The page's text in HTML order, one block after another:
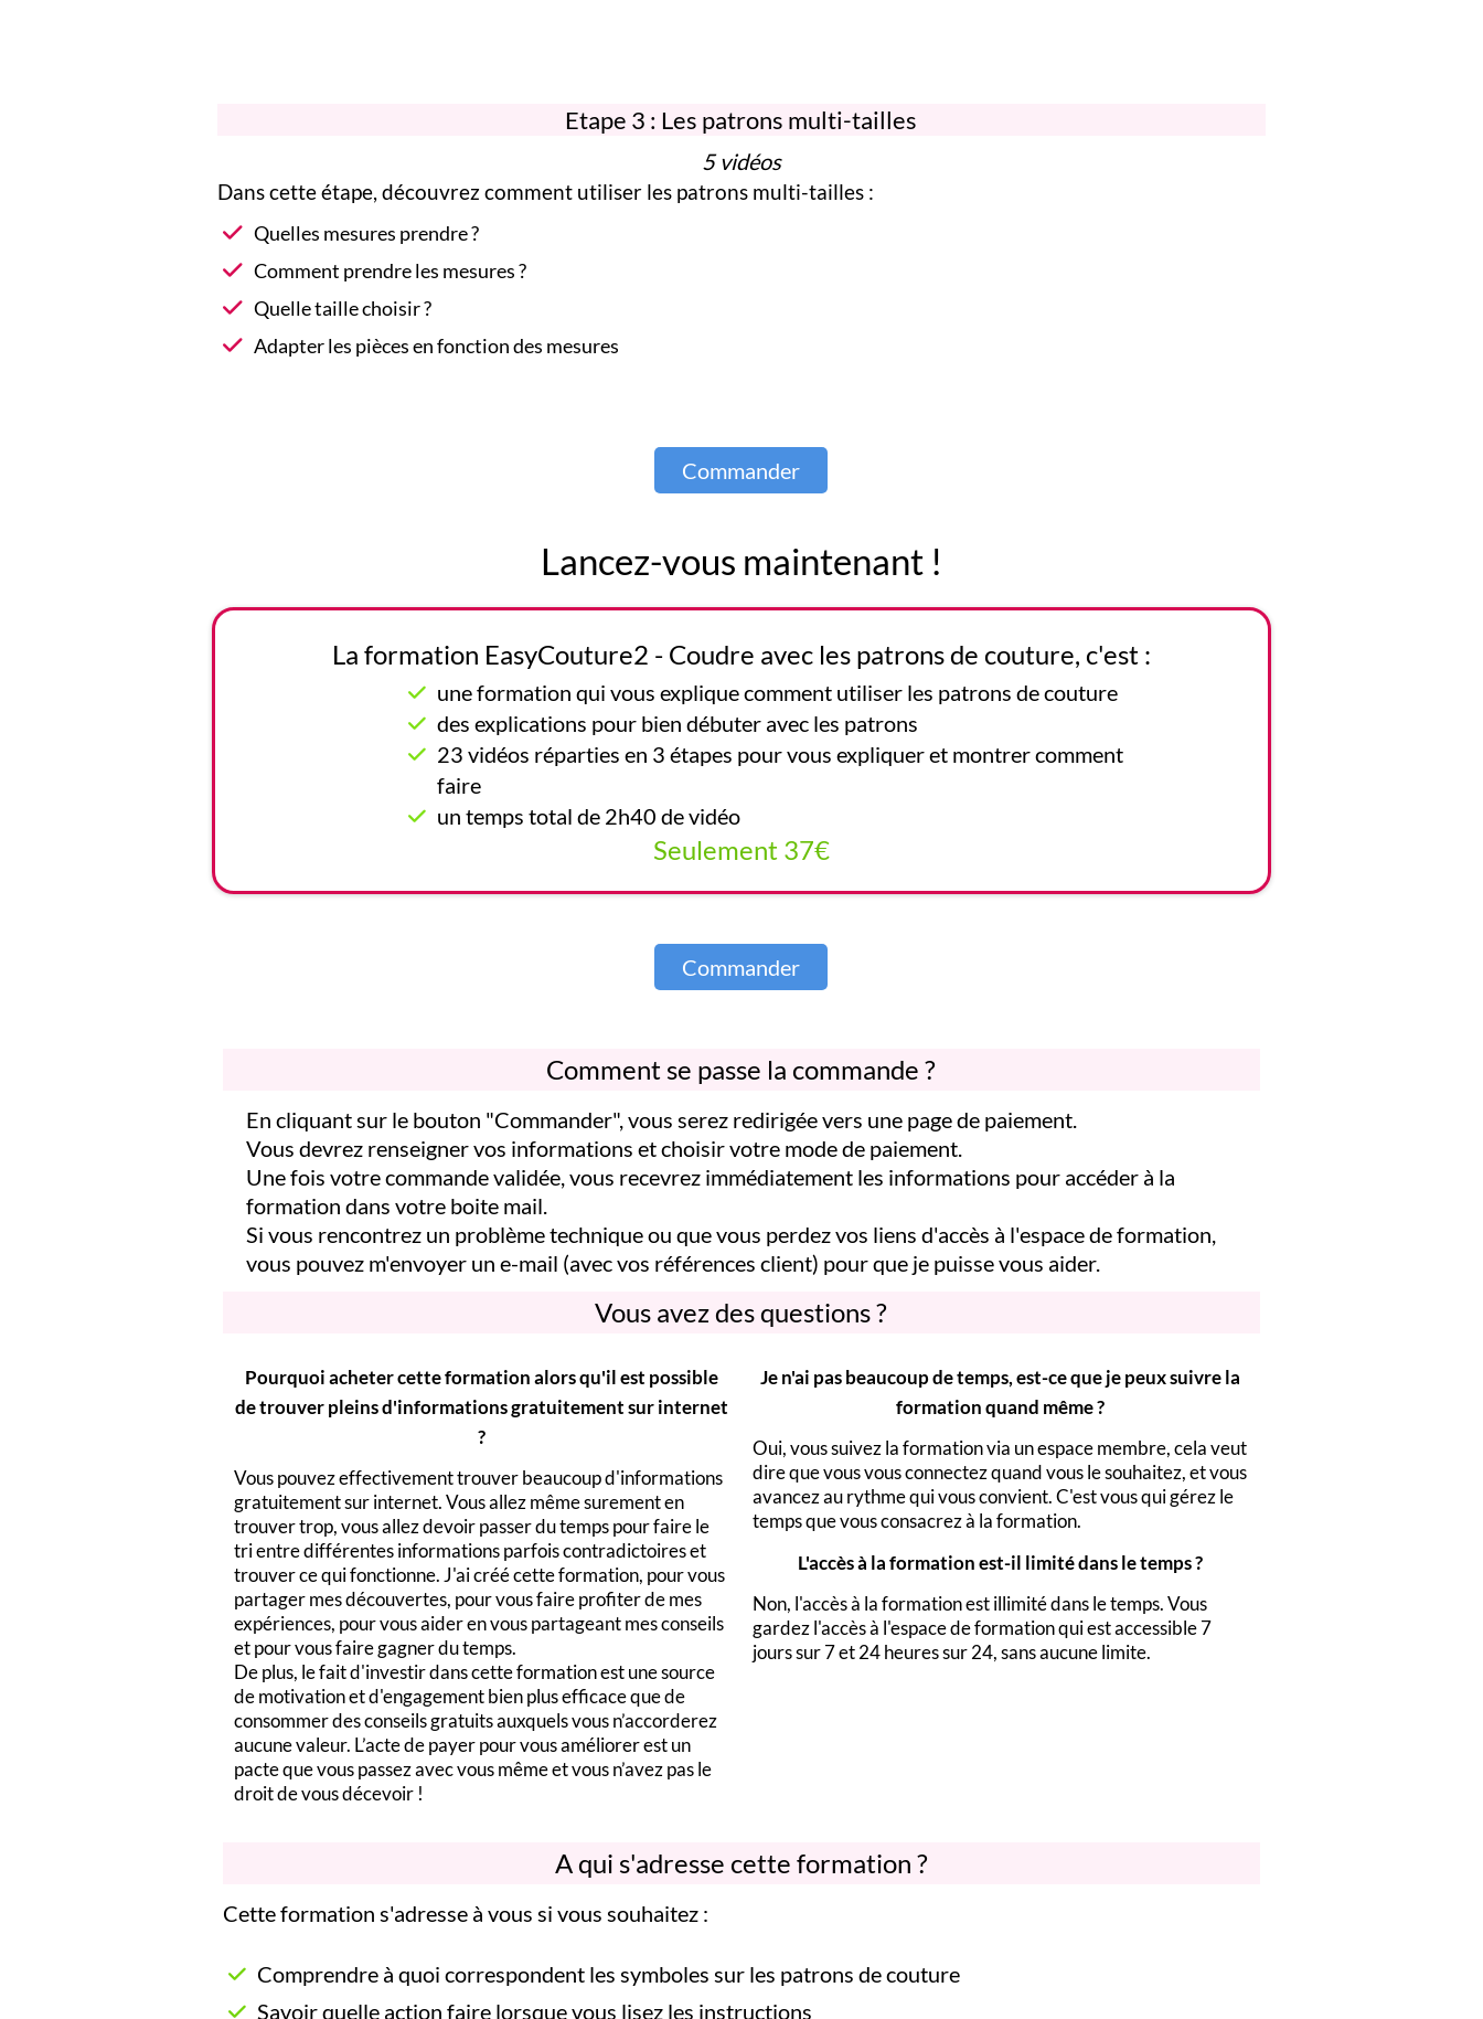
Etape 3 : Les patrons multi-tailles
5 vidéos
Dans cette étape, découvrez comment utiliser les patrons multi-tailles :
Quelles mesures prendre ?
Comment prendre les mesures ?
Quelle taille choisir ?
Adapter les pièces en fonction des mesures
Commander
Lancez-vous maintenant !
La formation EasyCouture2 - Coudre avec les patrons de couture, c'est :
une formation qui vous explique comment utiliser les patrons de couture
des explications pour bien débuter avec les patrons
23 vidéos réparties en 3 étapes pour vous expliquer et montrer comment
faire
un temps total de 2h40 de vidéo
Seulement 37€
Commander
Comment se passe la commande ?
En cliquant sur le bouton "Commander", vous serez redirigée vers une page de paiement.
Vous devrez renseigner vos informations et choisir votre mode de paiement.
Une fois votre commande validée, vous recevrez immédiatement les informations pour accéder à la
formation dans votre boite mail.
Si vous rencontrez un problème technique ou que vous perdez vos liens d'accès à l'espace de formation,
vous pouvez m'envoyer un e-mail (avec vos références client) pour que je puisse vous aider.
Vous avez des questions ?
Pourquoi acheter cette formation alors qu'il est possible
de trouver pleins d'informations gratuitement sur internet
?
Vous pouvez effectivement trouver beaucoup d'informations
gratuitement sur internet. Vous allez même surement en
trouver trop, vous allez devoir passer du temps pour faire le
tri entre différentes informations parfois contradictoires et
trouver ce qui fonctionne. J'ai créé cette formation, pour vous
partager mes découvertes, pour vous faire profiter de mes
expériences, pour vous aider en vous partageant mes conseils
et pour vous faire gagner du temps.
De plus, le fait d'investir dans cette formation est une source
de motivation et d'engagement bien plus efficace que de
consommer des conseils gratuits auxquels vous n’accorderez
aucune valeur. L’acte de payer pour vous améliorer est un
pacte que vous passez avec vous même et vous n’avez pas le
droit de vous décevoir !
Je n'ai pas beaucoup de temps, est-ce que je peux suivre la
formation quand même ?
Oui, vous suivez la formation via un espace membre, cela veut
dire que vous vous connectez quand vous le souhaitez, et vous
avancez au rythme qui vous convient. C'est vous qui gérez le
temps que vous consacrez à la formation.
L'accès à la formation est-il limité dans le temps ?
Non, l'accès à la formation est illimité dans le temps. Vous
gardez l'accès à l'espace de formation qui est accessible 7
jours sur 7 et 24 heures sur 24, sans aucune limite.
A qui s'adresse cette formation ?
Cette formation s'adresse à vous si vous souhaitez :
Comprendre à quoi correspondent les symboles sur les patrons de couture
Savoir quelle action faire lorsque vous lisez les instructions